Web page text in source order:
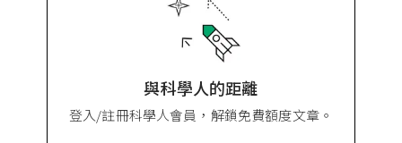
與科學人的距離
登入/註冊科學人會員，解鎖免費額度文章。